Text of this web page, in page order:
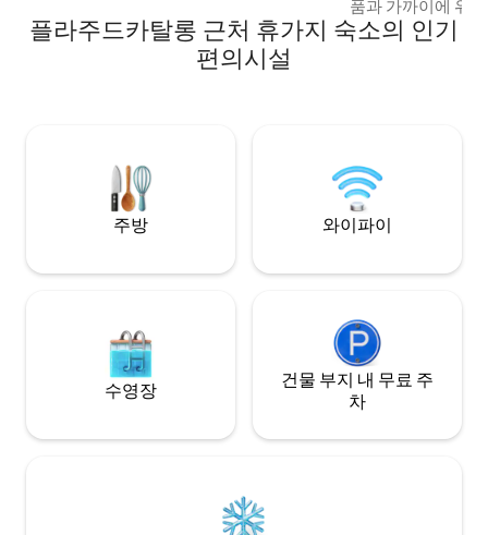
치하고 있습니다. 이 34m²의 이례적인 아파
트는 새로 단장했으며 일년 내내 마르세유
를 즐길 수 있는 완벽한 장소입니다. 해변에
품과 가까이에 위
보 거리에 있어 만
퍼마켓, 베이커리
플라주드카탈롱 근처 휴가지 숙소의 인기
편의시설
주방 와이파이
수영장
건물 부지 내 무료 주
차